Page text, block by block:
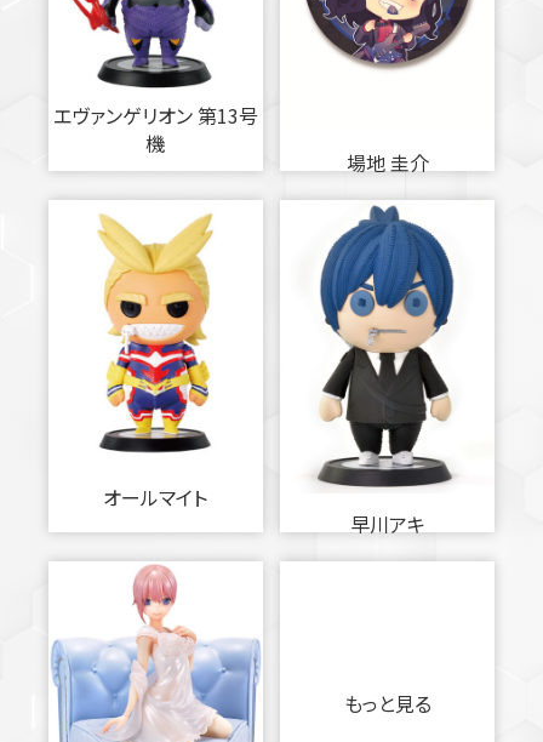
エヴァンゲリオン 第13号
機
場地 圭介
オールマイト
早川アキ
もっと見る